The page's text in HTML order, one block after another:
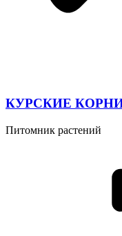
КУРСКИЕ
Питомник растений